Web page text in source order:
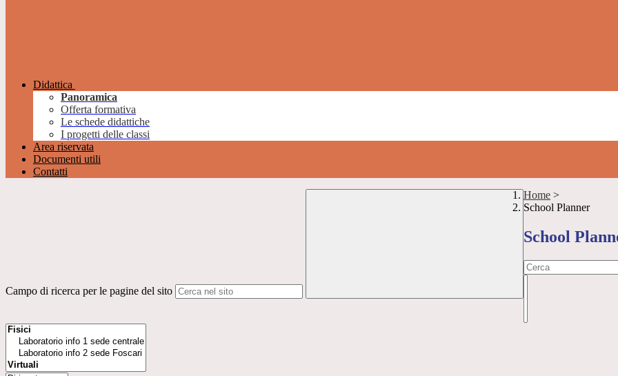
Didattica
Panoramica
Offerta formativa
Le schede didattiche
I progetti delle classi
Area riservata
Documenti utili
Contatti
Campo di ricerca per le pagine del sito
Home >
School Planner
School